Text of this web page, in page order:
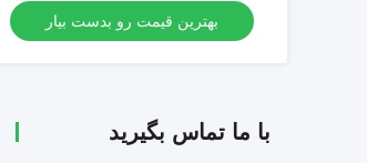
بهترین قیمت رو بدست بیار
با ما تماس بگیرید